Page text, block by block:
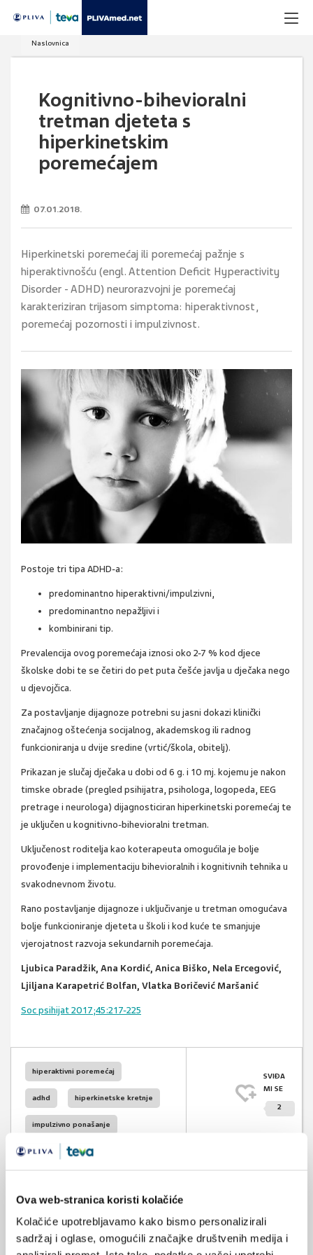
Ova web-stranica koristi kolačiće
Kolačiće upotrebljavamo kako bismo personalizirali
sadržaj i oglase, omogućili značajke društvenih medija i
Naslovnica
Kognitivno-bihevioralni
tretman djeteta s
hiperkinetskim
poremećajem
07.01.2018.
Hiperkinetski poremećaj ili poremećaj pažnje s
hiperaktivnošću (engl. Attention Deficit Hyperactivity
Disorder - ADHD) neurorazvojni je poremećaj
karakteriziran trijasom simptoma: hiperaktivnost,
poremećaj pozornosti i impulzivnost.
Postoje tri tipa ADHD-a:
predominantno hiperaktivni/impulzivni,
predominantno nepažljivi i
kombinirani tip.
Prevalencija ovog poremećaja iznosi oko 2-7 % kod djece
školske dobi te se četiri do pet puta češće javlja u dječaka nego
u djevojčica.
Za postavljanje dijagnoze potrebni su jasni dokazi klinički
značajnog oštećenja socijalnog, akademskog ili radnog
funkcioniranja u dvije sredine (vrtić/škola, obitelj).
Prikazan je slučaj dječaka u dobi od 6 g. i 10 mj. kojemu je nakon
timske obrade (pregled psihijatra, psihologa, logopeda, EEG
pretrage i neurologa) dijagnosticiran hiperkinetski poremećaj te
je uključen u kognitivno-bihevioralni tretman.
Uključenost roditelja kao koterapeuta omogućila je bolje
provođenje i implementaciju bihevioralnih i kognitivnih tehnika u
svakodnevnom životu.
Rano postavljanje dijagnoze i uključivanje u tretman omogućava
bolje funkcioniranje djeteta u školi i kod kuće te smanjuje
vjerojatnost razvoja sekundarnih poremećaja.
Ljubica Paradžik, Ana Kordić, Anica Biško, Nela Ercegović,
Ljiljana Karapetrić Bolfan, Vlatka Boričević Maršanić
Soc psihijat 2017;45:217-225
hiperaktivni poremećaj
adhd hiperkinetske kretnje
impulzivno ponašanje
hiperkinetski poremećaj
SVIĐA
MI SE
2
VEZANI SADRŽAJ